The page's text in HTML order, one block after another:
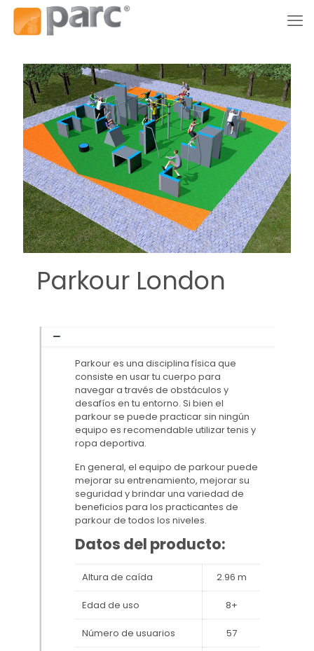
Parkour London
Parkour es una disciplina física que
consiste en usar tu cuerpo para
navegar a través de obstáculos y
desafíos en tu entorno. Si bien el
parkour se puede practicar sin ningún
equipo es recomendable utilizar tenis y
ropa deportiva.
En general, el equipo de parkour puede
mejorar su entrenamiento, mejorar su
seguridad y brindar una variedad de
beneficios para los practicantes de
parkour de todos los niveles.
Datos del producto:
Altura de caída 2.96 m
Edad de uso 8+
Número de usuarios 57